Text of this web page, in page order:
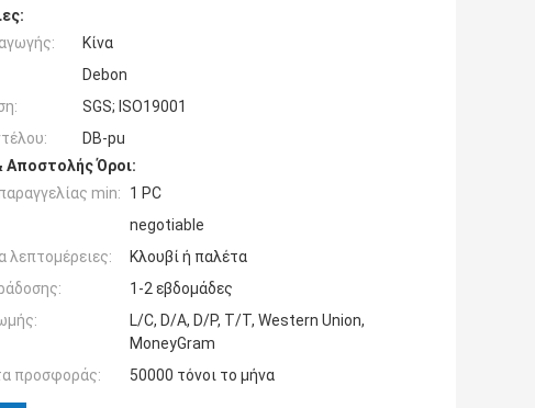
Κίνα
Debon
SGS; ISO19001
DB-pu
Αποστολής Όροι:
min:
1 PC
negotiable
λεπτομέρειες:
Κλουβί ή παλέτα
1-2 εβδομάδες
L/C, D/A, D/P, T/T, Western Union,
MoneyGram
προσφοράς:
50000 τόνοι το μήνα